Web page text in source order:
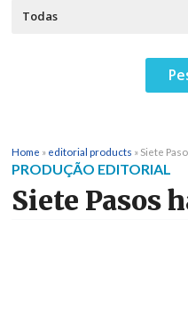
Home » editorial products » Siete
PRODUÇÃO EDITORIAL
Siete Pasos